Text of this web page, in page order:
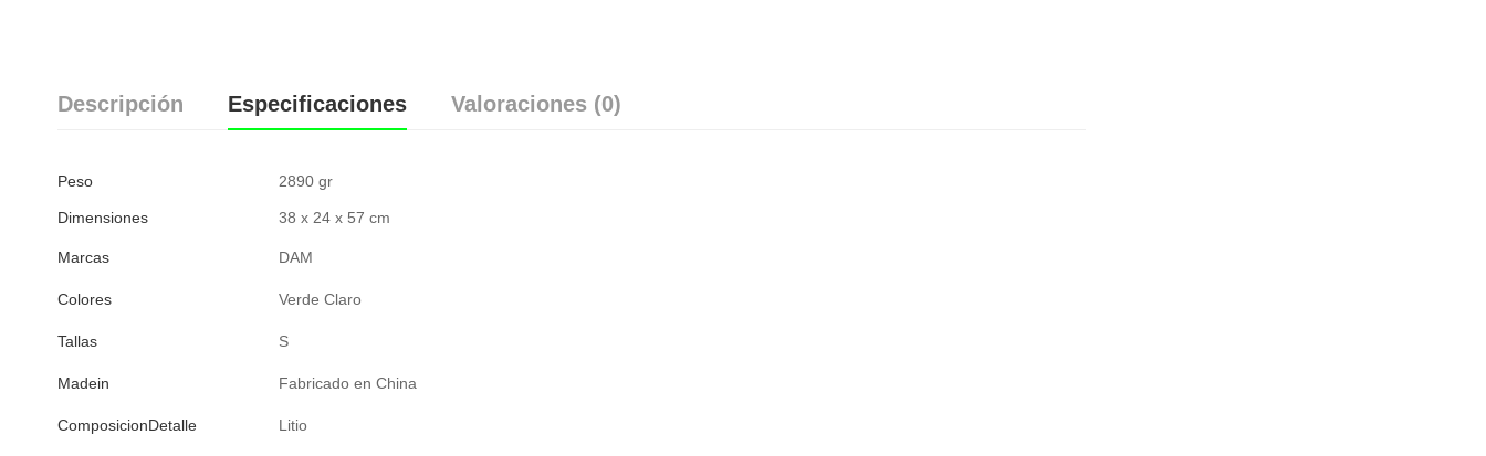
Descripción Especificaciones Valoraciones (0)
Peso 2890 gr
Dimensiones 38 x 24 x 57 cm
Marcas DAM
Colores Verde Claro
Tallas S
Madein Fabricado en China
ComposicionDetalle Litio